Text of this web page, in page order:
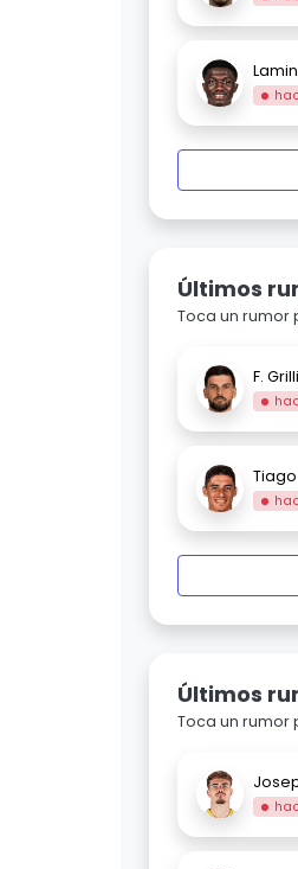
Últimos
Toca un rumor
F.
Últimos
Toca un rumor